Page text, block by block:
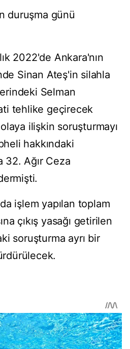
duruşma günü
2022'de Ankara'nın
Sinan Ateş'in silahla
Selman
tehlike geçirecek
ilişkin soruşturmayı
hakkındaki
32. Ağır Ceza
işlem yapılan toplam
çıkış yasağı getirilen
soruşturma ayrı bir